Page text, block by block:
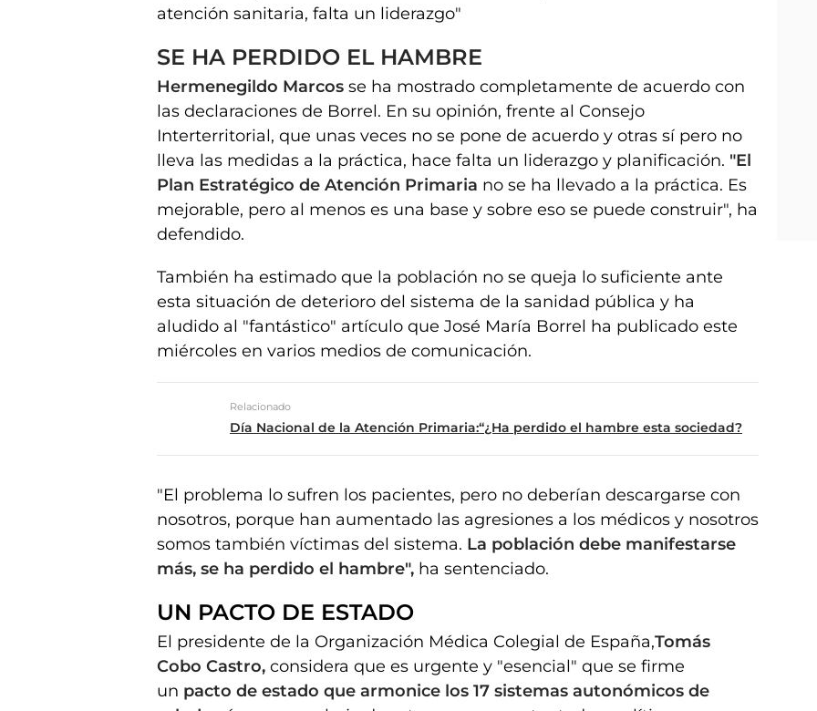
atención sanitaria, falta un liderazgo"
SE HA PERDIDO EL HAMBRE
Hermenegildo Marcos se ha mostrado completamente de acuerdo con
las declaraciones de Borrel. En su opinión, frente al Consejo
Interterritorial, que unas veces no se pone de acuerdo y otras sí pero no
lleva las medidas a la práctica, hace falta un liderazgo y planificación. "El
Plan Estratégico de Atención Primaria no se ha llevado a la práctica. Es
mejorable, pero al menos es una base y sobre eso se puede construir", ha
defendido.
También ha estimado que la población no se queja lo suficiente ante
esta situación de deterioro del sistema de la sanidad pública y ha
aludido al "fantástico" artículo que José María Borrel ha publicado este
miércoles en varios medios de comunicación.
Relacionado
Día Nacional de la Atención Primaria:“¿Ha perdido el hambre esta sociedad?
"El problema lo sufren los pacientes, pero no deberían descargarse con
nosotros, porque han aumentado las agresiones a los médicos y nosotros
somos también víctimas del sistema. La población debe manifestarse
más, se ha perdido el hambre", ha sentenciado.
UN PACTO DE ESTADO
El presidente de la Organización Médica Colegial de España,Tomás
Cobo Castro, considera que es urgente y "esencial" que se firme
un pacto de estado que armonice los 17 sistemas autonómicos de